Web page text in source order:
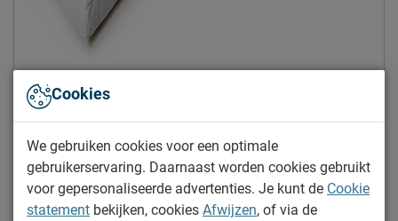
In winkelwagen
Cookies
We gebruiken cookies voor een optimale
gebruikerservaring. Daarnaast worden cookies gebruikt
voor gepersonaliseerde advertenties. Je kunt de Cookie
statement bekijken, cookies Afwijzen, of via de